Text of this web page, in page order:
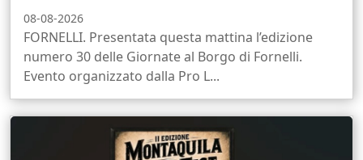
08-08-2026
FORNELLI. Presentata questa mattina l’edizione
numero 30 delle Giornate al Borgo di Fornelli.
Evento organizzato dalla Pro L...